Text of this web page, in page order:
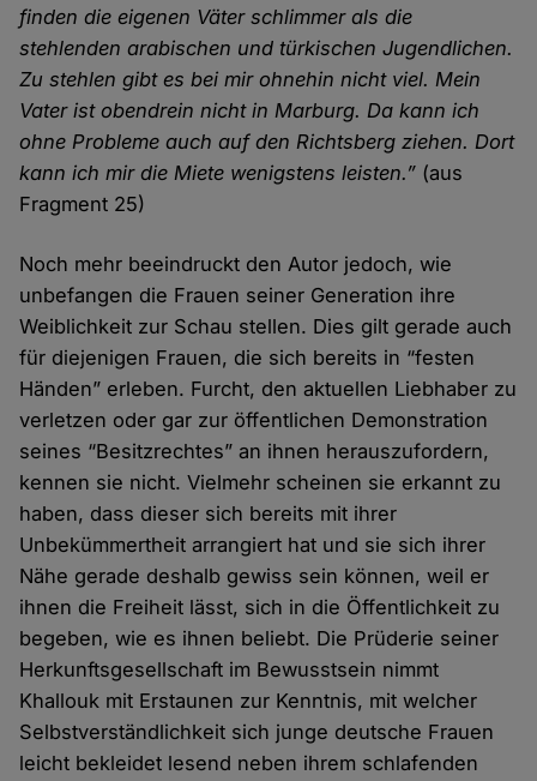
finden die eigenen Väter schlimmer als die
stehlenden arabischen und türkischen Jugendlichen.
Zu stehlen gibt es bei mir ohnehin nicht viel. Mein
Vater ist obendrein nicht in Marburg. Da kann ich
ohne Probleme auch auf den Richtsberg ziehen. Dort
kann ich mir die Miete wenigstens leisten.” (aus
Fragment 25)
Noch mehr beeindruckt den Autor jedoch, wie
unbefangen die Frauen seiner Generation ihre
Weiblichkeit zur Schau stellen. Dies gilt gerade auch
für diejenigen Frauen, die sich bereits in “festen
Händen” erleben. Furcht, den aktuellen Liebhaber zu
verletzen oder gar zur öffentlichen Demonstration
seines “Besitzrechtes” an ihnen herauszufordern,
kennen sie nicht. Vielmehr scheinen sie erkannt zu
haben, dass dieser sich bereits mit ihrer
Unbekümmertheit arrangiert hat und sie sich ihrer
Nähe gerade deshalb gewiss sein können, weil er
ihnen die Freiheit lässt, sich in die Öffentlichkeit zu
begeben, wie es ihnen beliebt. Die Prüderie seiner
Herkunftsgesellschaft im Bewusstsein nimmt
Khallouk mit Erstaunen zur Kenntnis, mit welcher
Selbstverständlichkeit sich junge deutsche Frauen
leicht bekleidet lesend neben ihrem schlafenden